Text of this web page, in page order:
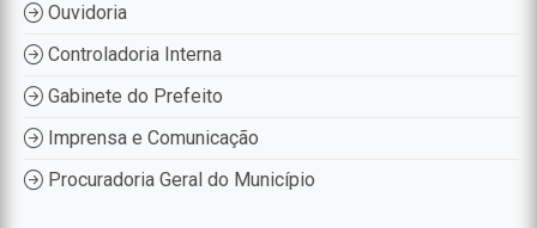
Ouvidoria
Controladoria Interna
Gabinete do Prefeito
Imprensa e Comunicação
Procuradoria Geral do Município